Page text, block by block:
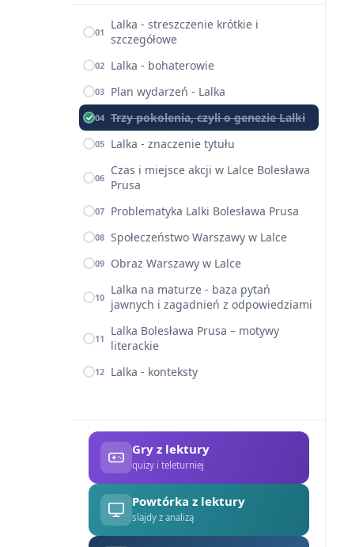
01
Lalka - streszczenie krótkie i
szczegółowe
02 Lalka - bohaterowie
03 Plan wydarzeń - Lalka
04 Trzy pokolenia, czyli o genezie Lalki
05 Lalka - znaczenie tytułu
06 Czas i miejsce akcji w Lalce Bolesława
Prusa
07 Problematyka Lalki Bolesława Prusa
08 Społeczeństwo Warszawy w Lalce
09 Obraz Warszawy w Lalce
10 Lalka na maturze - baza pytań
jawnych i zagadnień z odpowiedziami
11
Lalka Bolesława Prusa – motywy
literackie
12 Lalka - konteksty
Gry z lektury
quizy i teleturniej
Powtórka z lektury
slajdy z analizą